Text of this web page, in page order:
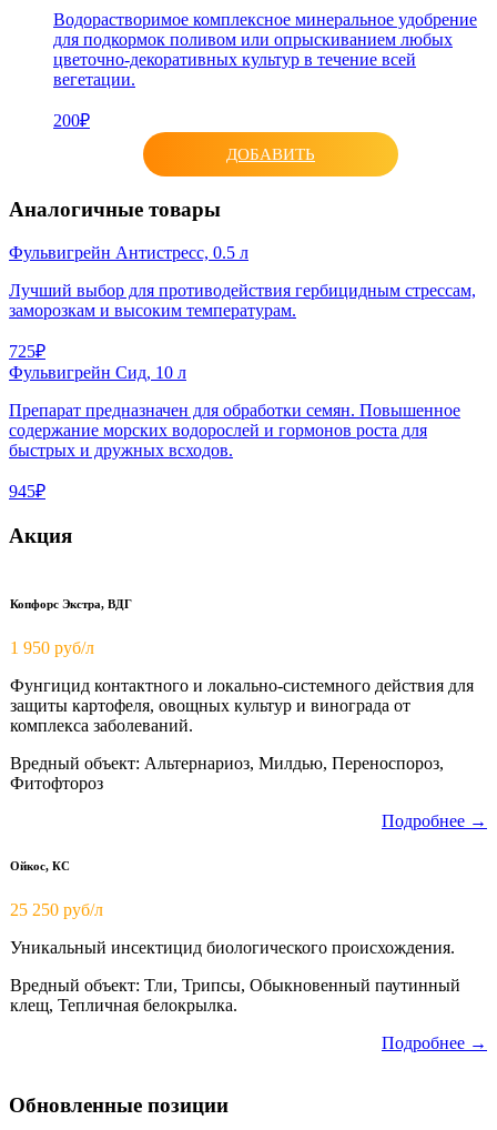
Водорастворимое комплексное минеральное удобрение
для подкормок поливом или опрыскиванием любых
цветочно-декоративных культур в течение всей
вегетации.
200₽
ДОБАВИТЬ
Аналогичные товары
Фульвигрейн Антистресс, 0.5 л
Лучший выбор для противодействия гербицидным стрессам,
заморозкам и высоким температурам.
725₽
Фульвигрейн Сид, 10 л
Препарат предназначен для обработки семян. Повышенное
содержание морских водорослей и гормонов роста для
быстрых и дружных всходов.
945₽
Акция
Копфорс Экстра, ВДГ
1 950 руб/л
Фунгицид контактного и локально-системного действия для
защиты картофеля, овощных культур и винограда от
комплекса заболеваний.
Вредный объект: Альтернариоз, Милдью, Переноспороз,
Фитофтороз
Подробнее →
Ойкос, КС
25 250 руб/л
Уникальный инсектицид биологического происхождения.
Вредный объект: Тли, Трипсы, Обыкновенный паутинный
клещ, Тепличная белокрылка.
Подробнее →
Обновленные позиции